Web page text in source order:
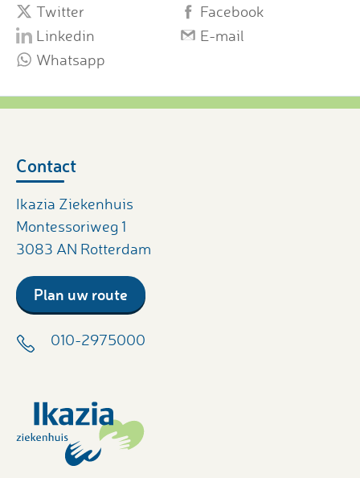
Twitter
Facebook
Linkedin
E-mail
Whatsapp
Contact
Ikazia Ziekenhuis
Montessoriweg 1
3083 AN Rotterdam
Plan uw route
010-2975000